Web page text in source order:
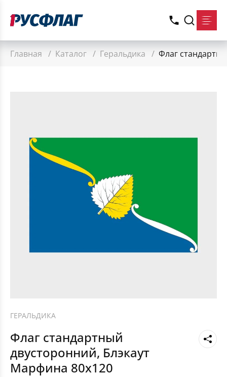
Главная / Каталог / Геральдика / Флаг
ГЕРАЛЬДИКА
Флаг стандартный
двусторонний, Блэкаут
Марфина 80х120